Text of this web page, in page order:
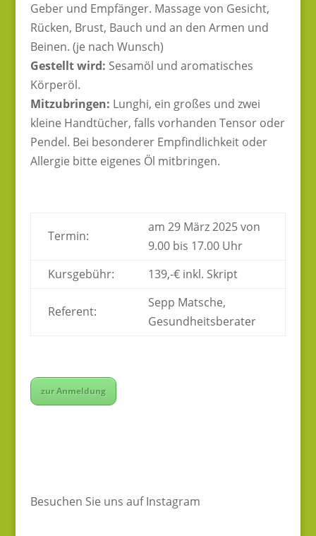
Geber und Empfänger. Massage von Gesicht,
Rücken, Brust, Bauch und an den Armen und
Beinen. (je nach Wunsch)
Gestellt wird: Sesamöl und aromatisches
Körperöl.
Mitzubringen: Lunghi, ein großes und zwei
kleine Handtücher, falls vorhanden Tensor oder
Pendel. Bei besonderer Empfindlichkeit oder
Allergie bitte eigenes Öl mitbringen.
Termin:
am 29 März 2025 von
9.00 bis 17.00 Uhr
Kursgebühr:
139,-€ inkl. Skript
Referent:
Sepp Matsche,
Gesundheitsberater
zur Anmeldung
Besuchen Sie uns auf Instagram